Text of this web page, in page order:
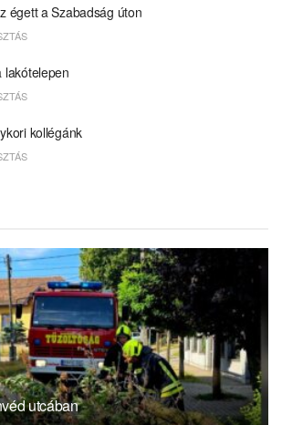
égett a Szabadság úton
lakótelepen
kollégánk
utcában